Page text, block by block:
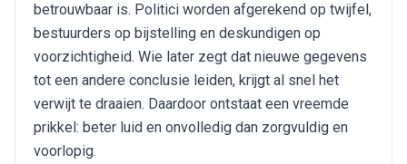
betrouwbaar is. Politici worden afgerekend op twijfel,
bestuurders op bijstelling en deskundigen op
voorzichtigheid. Wie later zegt dat nieuwe gegevens
tot een andere conclusie leiden, krijgt al snel het
verwijt te draaien. Daardoor ontstaat een vreemde
prikkel: beter luid en onvolledig dan zorgvuldig en
voorlopig.